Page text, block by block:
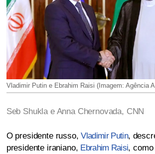
Vladimir Putin e Ebrahim Raisi (Imagem: Agência
Seb Shukla e Anna Chernovada, CNN
O presidente russo,Vladimir Putin,
presidente iraniano, Ebrahim Raisi, como